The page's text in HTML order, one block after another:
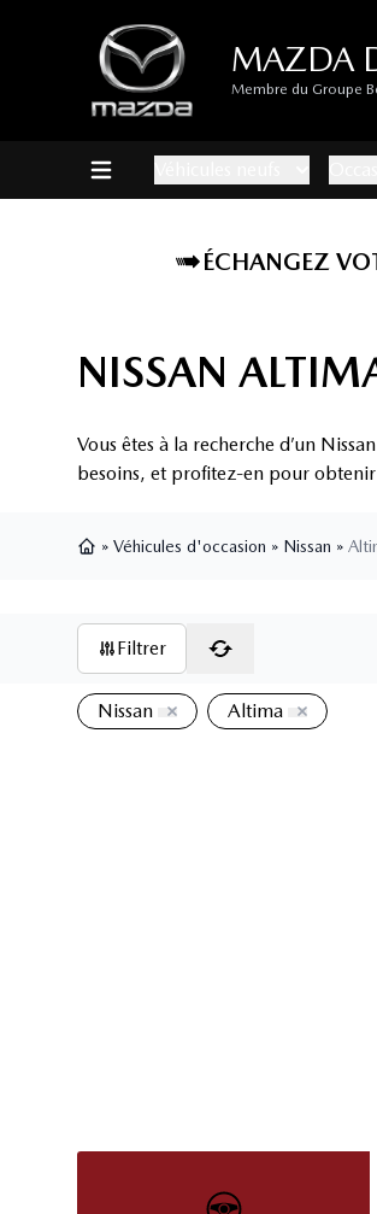
MAZDA
Membre du Groupe
ÉCHANGEZ
NISSAN
Vous êtes à la recherche d’un
besoins, et profitez-en pour
» Véhicules d'occasion » Nissan »
Filtrer
Nissan Altima